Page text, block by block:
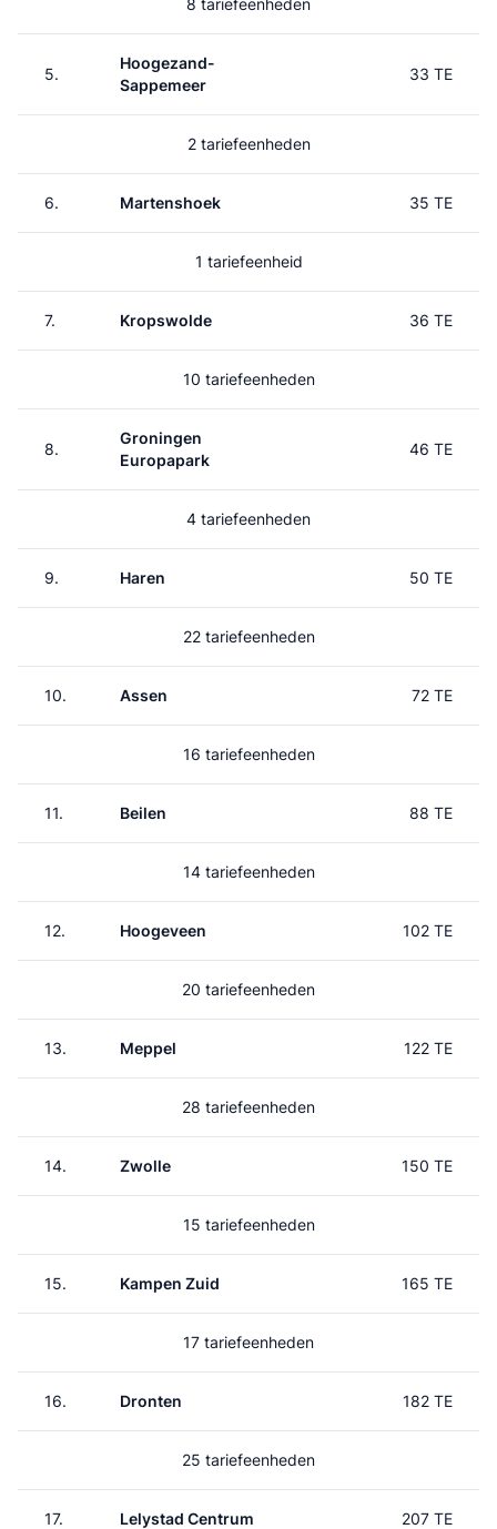
8 tariefeenheden
5.
Hoogezand-
Sappemeer
33 TE
2 tariefeenheden
6. Martenshoek 35 TE
1 tariefeenheid
7. Kropswolde 36 TE
10 tariefeenheden
8.
Groningen
Europapark
46 TE
4 tariefeenheden
9. Haren 50 TE
22 tariefeenheden
10. Assen 72 TE
16 tariefeenheden
11. Beilen 88 TE
14 tariefeenheden
12. Hoogeveen 102 TE
20 tariefeenheden
13. Meppel 122 TE
28 tariefeenheden
14. Zwolle 150 TE
15 tariefeenheden
15. Kampen Zuid 165 TE
17 tariefeenheden
16. Dronten 182 TE
25 tariefeenheden
17. Lelystad Centrum 207 TE